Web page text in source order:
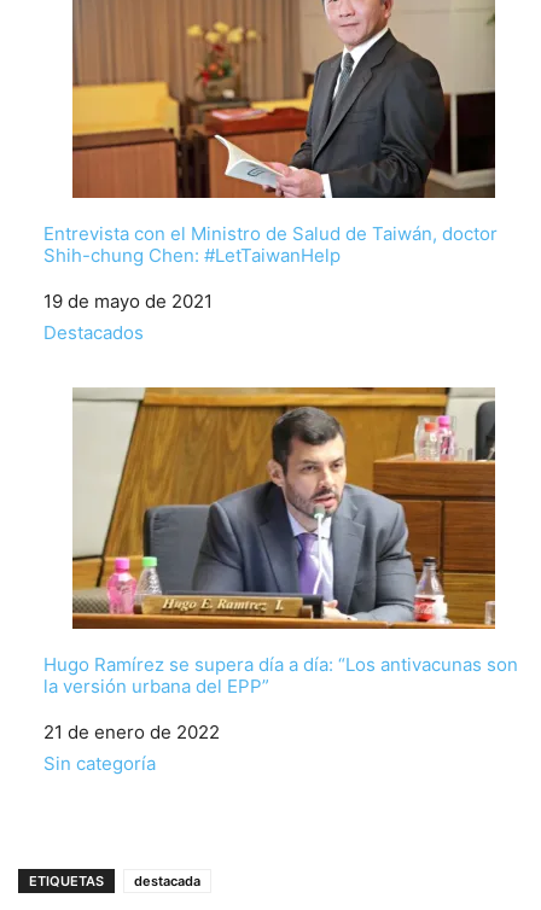
Entrevista con el Ministro de Salud de Taiwán, doctor
Shih-chung Chen: #LetTaiwanHelp
Fecha
19 de mayo de 2021
Respecto a
Destacados
Hugo Ramírez se supera día a día: “Los antivacunas son
la versión urbana del EPP”
Fecha
21 de enero de 2022
Respecto a
Sin categoría
ETIQUETAS destacada